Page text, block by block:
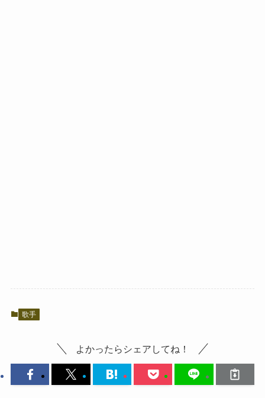
歌手
よかったらシェアしてね！